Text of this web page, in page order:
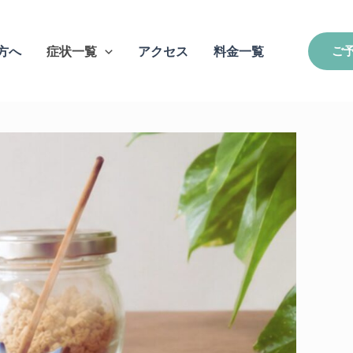
へ 症状一覧 アクセス 料金一覧 ご